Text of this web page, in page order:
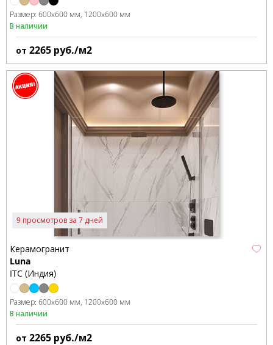
Размер: 600x600 мм 1200x600 мм
В наличии
от 2265 руб./м2
9 просмотров за 7 дней
Керамогранит
Luna
ITC (Индия)
Размер: 600x600 мм 1200x600 мм
В наличии
от 2265 руб./м2